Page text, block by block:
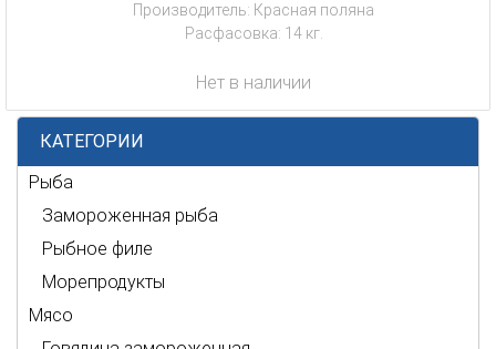
Производитель: Красная поляна
Расфасовка: 14 кг.
Нет в наличии
КАТЕГОРИИ
Рыба
Замороженная рыба
Рыбное филе
Морепродукты
Мясо